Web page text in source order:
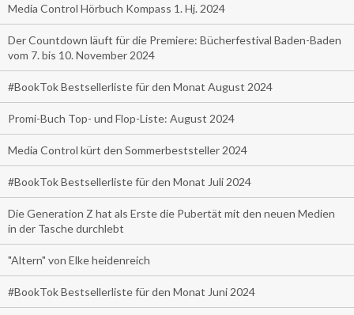
Media Control Hörbuch Kompass 1. Hj. 2024
Der Countdown läuft für die Premiere: Bücherfestival Baden-Baden
vom 7. bis 10. November 2024
#BookTok Bestsellerliste für den Monat August 2024
Promi-Buch Top- und Flop-Liste: August 2024
Media Control kürt den Sommerbeststeller 2024
#BookTok Bestsellerliste für den Monat Juli 2024
Die Generation Z hat als Erste die Pubertät mit den neuen Medien
in der Tasche durchlebt
"Altern" von Elke heidenreich
#BookTok Bestsellerliste für den Monat Juni 2024